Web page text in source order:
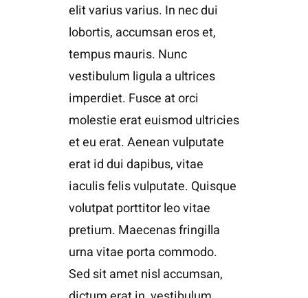
elit varius varius. In nec dui
lobortis, accumsan eros et,
tempus mauris. Nunc
vestibulum ligula a ultrices
imperdiet. Fusce at orci
molestie erat euismod ultricies
et eu erat. Aenean vulputate
erat id dui dapibus, vitae
iaculis felis vulputate. Quisque
volutpat porttitor leo vitae
pretium. Maecenas fringilla
urna vitae porta commodo.
Sed sit amet nisl accumsan,